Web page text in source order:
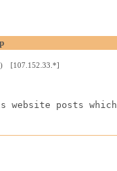
[107.152.33.*]
website posts